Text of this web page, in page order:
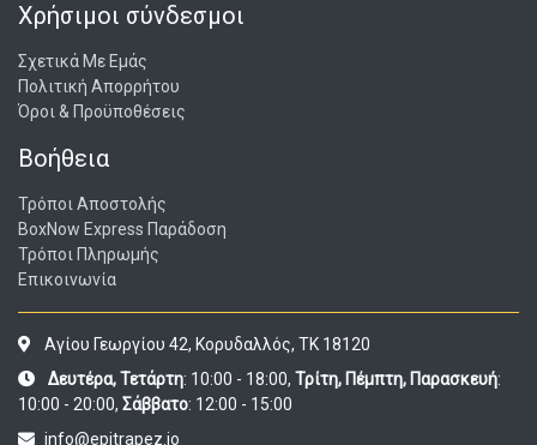
Χρήσιμοι σύνδεσμοι
Σχετικά Με Εμάς
Πολιτική Απορρήτου
Όροι & Προϋποθέσεις
Βοήθεια
Τρόποι Αποστολής
BoxNow Express Παράδοση
Τρόποι Πληρωμής
Επικοινωνία
Αγίου Γεωργίου 42, Κορυδαλλός, ΤΚ 18120
Δευτέρα, Τετάρτη: 10:00 - 18:00, Τρίτη, Πέμπτη, Παρασκευή:
10:00 - 20:00, Σάββατο: 12:00 - 15:00
info@epitrapez.io